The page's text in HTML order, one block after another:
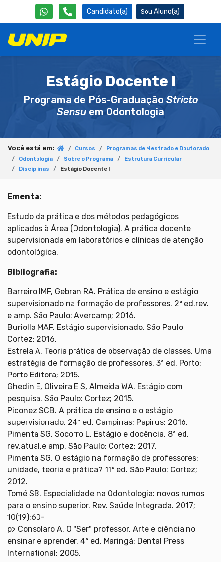
Candidato(a) Aluno(a)
Estágio Docente I
Programa de Pós-Graduação Stricto
Sensu em Odontologia
Você está em: Cursos
Programas de Mestrado e Doutorado
Odontologia
Sobre o Programa
Estrutura Curricular
Disciplinas
Estágio Docente I
Ementa:
Estudo da prática e dos métodos pedagógicos
aplicados à Área (Odontologia). A prática docente
supervisionada em laboratórios e clínicas de atenção
odontológica.
Bibliografia:
Barreiro IMF, Gebran RA. Prática de ensino e estágio
supervisionado na formação de professores. 2ª ed.rev.
e amp. São Paulo: Avercamp; 2016.
Buriolla MAF. Estágio supervisionado. São Paulo:
Cortez; 2016.
Estrela A. Teoria prática de observação de classes. Uma
estratégia de formação de professores. 3ª ed. Porto:
Porto Editora; 2015.
Ghedin E, Oliveira E S, Almeida WA. Estágio com
pesquisa. São Paulo: Cortez; 2015.
Piconez SCB. A prática de ensino e o estágio
supervisionado. 24ª ed. Campinas: Papirus; 2016.
Pimenta SG, Socorro L. Estágio e docência. 8ª ed.
rev.atual.e amp. São Paulo: Cortez; 2017.
Pimenta SG. O estágio na formação de professores:
unidade, teoria e prática? 11ª ed. São Paulo: Cortez;
2012.
Tomé SB. Especialidade na Odontologia: novos rumos
para o ensino superior. Rev. Saúde Integrada. 2017;
10(19):60-
p> Consolaro A. O "Ser" professor. Arte e ciência no
ensinar e aprender. 4ª ed. Maringá: Dental Press
International; 2005.